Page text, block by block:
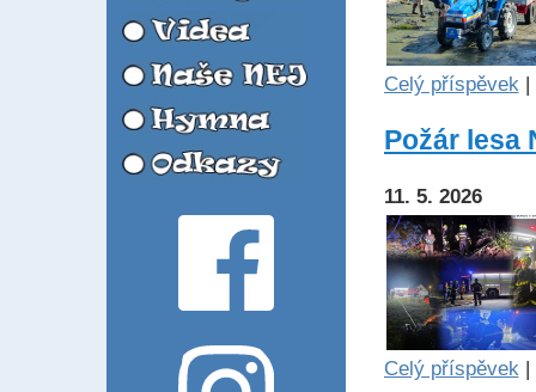
Celý příspěvek |
Požár lesa
11. 5. 2026
Celý příspěvek |